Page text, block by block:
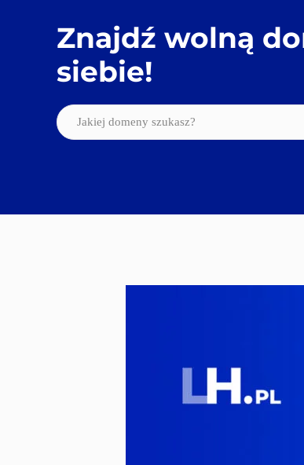
Znajdź wolną
siebie!